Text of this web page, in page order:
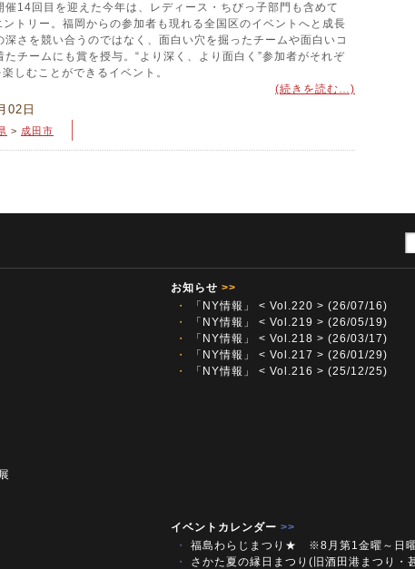
催14回目を迎えた今年は、レディース・ちびっ子部門も含めて
トリー。福岡からの参加者も現れる全国区のイベントへと成長
深さを競い合うのではなく、面白い穴を掘ったチームや面白いコ
たチームにも賞を授与。“より深く、より面白く”参加者がそれぞ
しむことができるイベント。
(続きを読む…)
02日
> 成田市
お知らせ >>
・
「NY情報」 < Vol.220 > (26/07/16)
・
「NY情報」 < Vol.219 > (26/05/19)
・
「NY情報」 < Vol.218 > (26/03/17)
・
「NY情報」 < Vol.217 > (26/01/29)
・
「NY情報」 < Vol.216 > (25/12/25)
イベントカレンダー >>
・
福島わらじまつり★ ※8月第1金曜～日
・
さかた夏の縁日まつり(旧酒田港まつり